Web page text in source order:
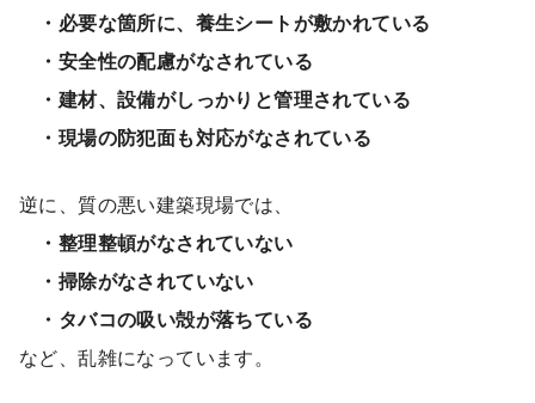
・必要な箇所に、養生シートが敷かれている
・安全性の配慮がなされている
・建材、設備がしっかりと管理されている
・現場の防犯面も対応がなされている
逆に、質の悪い建築現場では、
・整理整頓がなされていない
・掃除がなされていない
・タバコの吸い殻が落ちている
など、乱雑になっています。